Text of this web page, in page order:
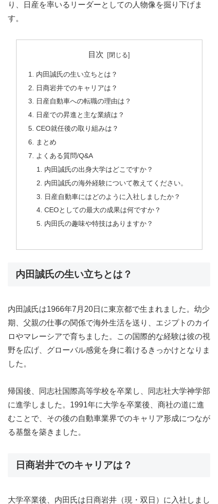
り、日産を率いるリーダーとしての人物像を掘り下げま
す。
目次
内田誠氏の生い立ちとは？
日商岩井でのキャリアは？
日産自動車への転職の理由は？
日産での昇進と主な業績は？
CEO就任後の取り組みは？
まとめ
よくある質問/Q&A
内田誠氏の出身大学はどこですか？
内田誠氏の海外経験について教えてください。
日産自動車にはどのように入社しましたか？
CEOとしての最大の成果は何ですか？
内田氏の趣味や特技はありますか？
内田誠氏の生い立ちとは？
内田誠氏は1966年7月20日に東京都で生まれました。幼少
期、父親の仕事の関係で海外生活を送り、エジプトのカイ
ロやマレーシアで育ちました。この国際的な経験は彼の視
野を広げ、グローバル感覚を身に着けるきっかけとなりま
した。
帰国後、同志社国際高等学校を卒業し、同志社大学神学部
に進学しました。1991年に大学を卒業後、商社の道に進
むことで、その後の自動車業界でのキャリア形成につなが
る基盤を築きました。
日商岩井でのキャリアは？
大学卒業後、内田氏は日商岩井（現・双日）に入社しまし